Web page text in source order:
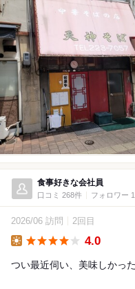
食事好きな会社員
口コミ 268件 フォロワー
2026/06 訪問 2回目
4.0
つい最近伺い、美味しかっ